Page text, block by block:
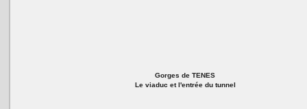
Gorges de TENES
Le viaduc et l'entrée du tunnel